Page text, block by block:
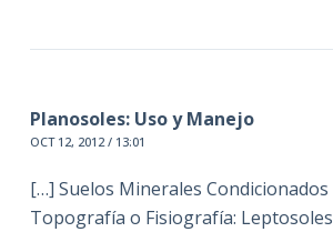
Planosoles: Uso y Manejo
OCT 12, 2012 / 13:01
[…] Suelos Minerales
Topografía o Fisiografía: